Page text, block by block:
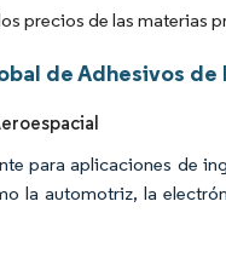
precios de las
de Adhesivos de
para aplicaciones de
la automotriz, la